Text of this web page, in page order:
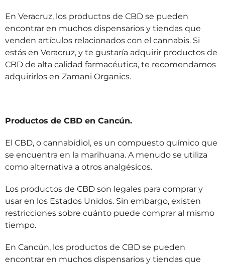
En Veracruz, los productos de CBD se pueden
encontrar en muchos dispensarios y tiendas que
venden artículos relacionados con el cannabis. Si
estás en Veracruz, y te gustaría adquirir productos de
CBD de alta calidad farmacéutica, te recomendamos
adquirirlos en Zamani Organics.
Productos de CBD en Cancún.
El CBD, o cannabidiol, es un compuesto químico que
se encuentra en la marihuana. A menudo se utiliza
como alternativa a otros analgésicos.
Los productos de CBD son legales para comprar y
usar en los Estados Unidos. Sin embargo, existen
restricciones sobre cuánto puede comprar al mismo
tiempo.
En Cancún, los productos de CBD se pueden
encontrar en muchos dispensarios y tiendas que